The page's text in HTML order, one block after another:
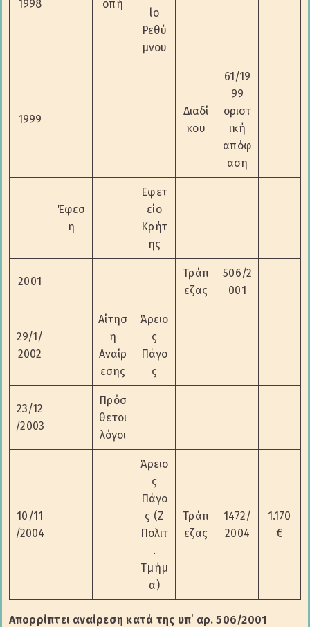
1998
οπή
ίο
Ρεθύ
μνου
1999
Διαδί
κου
61/19
99
οριστ
ική
απόφ
αση
Έφεσ
η
Εφετ
είο
Κρήτ
ης
2001
Τράπ
εζας
506/2
001
29/1/
2002
Αίτησ
η
Αναίρ
εσης
Άρειο
ς
Πάγο
ς
23/12
/2003
Πρόσ
θετοι
λόγοι
10/11
/2004
Άρειο
ς
Πάγο
ς (Ζ
Πολιτ
.
Τμήμ
α)
Τράπ
εζας
1472/
2004
1.170
€
Απορρίπτει αναίρεση κατά της υπ΄ αρ. 506/2001